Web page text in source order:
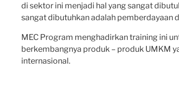
di sektor ini menjadi hal yang sangat
sangat dibutuhkan adalah pemberdayaan
MEC Program menghadirkan training ini
berkembangnya produk – produk UMKM
internasional.